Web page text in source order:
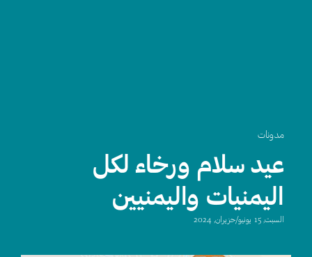
مدونات
عيد سلام ورخاء لكل
اليمنيات واليمنيين
السبت, 15 يونيو/حزيران, 2024